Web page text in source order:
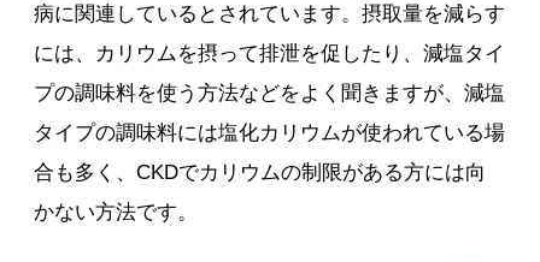
病に関連しているとされています。摂取量を減らす
には、カリウムを摂って排泄を促したり、減塩タイ
プの調味料を使う方法などをよく聞きますが、減塩
タイプの調味料には塩化カリウムが使われている場
合も多く、CKDでカリウムの制限がある方には向
かない方法です。